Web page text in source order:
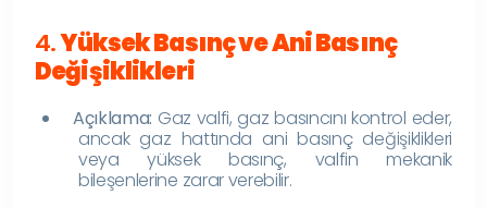
4.Yüksek Basınç ve Ani Basınç
Değişiklikleri
Açıklama: Gaz valfi, gaz basıncını kontrol eder,
ancak gaz hattında ani basınç değişiklikleri
veya yüksek basınç, valfin mekanik
bileşenlerine zarar verebilir.